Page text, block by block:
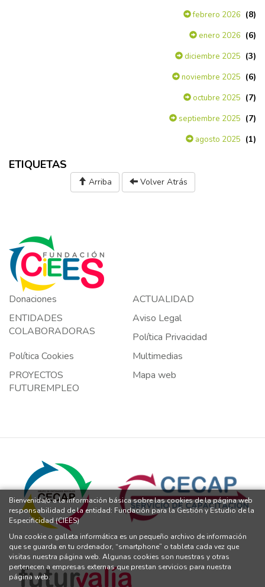
febrero 2026 (8)
enero 2026 (6)
diciembre 2025 (3)
noviembre 2025 (6)
octubre 2025 (7)
septiembre 2025 (7)
agosto 2025 (1)
ETIQUETAS
Arriba Volver Atrás
Donaciones
ACTUALIDAD
ENTIDADES
COLABORADORAS
Aviso Legal
Política Privacidad
Política Cookies
Multimedias
PROYECTOS
FUTUREMPLEO
Mapa web
Bienvenida/o a la información básica sobre las cookies de la página web
responsabilidad de la entidad: Fundación para la Gestión y Estudio de la
Especificidad (CIEES)
Una cookie o galleta informática es un pequeño archivo de información
que se guarda en tu ordenador, “smartphone” o tableta cada vez que
visitas nuestra página web. Algunas cookies son nuestras y otras
pertenecen a empresas externas que prestan servicios para nuestra
página web.